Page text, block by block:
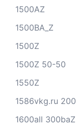
1500AZ
1500BA_Z
1500Z
1500Z 50-50
1550Z
1586vkg.ru 200
1600all 300baZ